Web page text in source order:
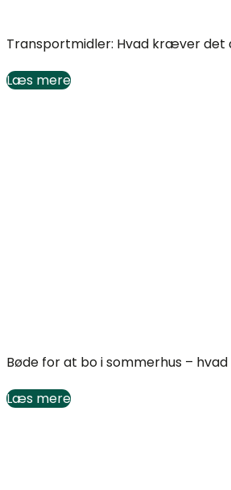
Transportmidler: Hvad kræver det
Læs mere
Bøde for at bo i sommerhus –
Læs mere